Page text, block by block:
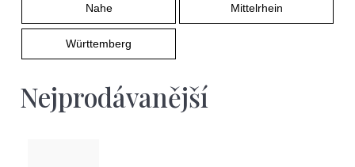
Nahe Mittelrhein
Württemberg
Nejprodávanější
o
o
r